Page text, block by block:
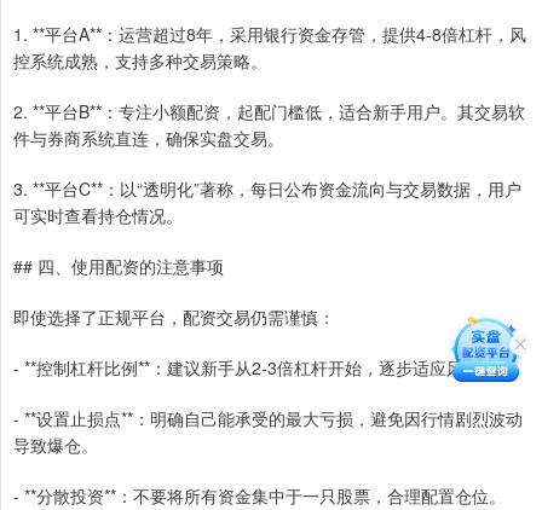
1. **平台A**：运营超过8年，采用银行资金存管，提供4-8倍杠杆，风
控系统成熟，支持多种交易策略。
2. **平台B**：专注小额配资，起配门槛低，适合新手用户。其交易软
件与券商系统直连，确保实盘交易。
3. **平台C**：以“透明化”著称，每日公布资金流向与交易数据，用户
可实时查看持仓情况。
## 四、使用配资的注意事项
即使选择了正规平台，配资交易仍需谨慎：
- **控制杠杆比例**：建议新手从2-3倍杠杆开始，逐步适应风险。
- **设置止损点**：明确自己能承受的最大亏损，避免因行情剧烈波动
导致爆仓。
- **分散投资**：不要将所有资金集中于一只股票，合理配置仓位。